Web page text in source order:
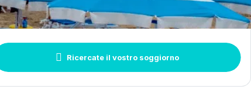
Ricercate il vostro soggiorno
Ricercare